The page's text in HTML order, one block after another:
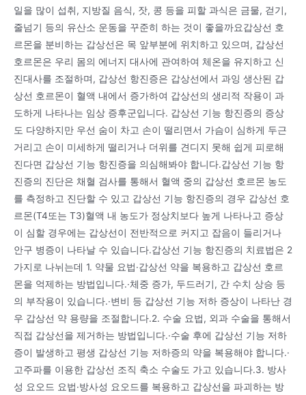
일을 많이 섭취, 지방질 음식, 잣, 콩 등을 피할 과식은 금물, 걷기,
줄넘기 등의 유산소 운동을 꾸준히 하는 것이 좋을까요갑상선 호
르몬을 분비하는 갑상선은 목 앞부분에 위치하고 있으며, 갑상선
호르몬은 우리 몸의 에너지 대사에 관여하여 체온을 유지하고 신
진대사를 조절하며, 갑상선 항진증은 갑상선에서 과잉 생산된 갑
상선 호르몬이 혈액 내에서 증가하여 갑상선의 생리적 작용이 과
도하게 나타나는 임상 증후군입니다. 갑상선 기능 항진증의 증상
도 다양하지만 우선 숨이 차고 손이 떨리면서 가슴이 심하게 두근
거리고 손이 미세하게 떨리거나 더위를 견디지 못해 쉽게 피로해
진다면 갑상선 기능 항진증을 의심해봐야 합니다.갑상선 기능 항
진증의 진단은 채혈 검사를 통해서 혈액 중의 갑상선 호르몬 농도
를 측정하고 진단할 수 있고 갑상선 기능 항진증의 경우 갑상선 호
르몬(T4또는 T3)혈액 내 농도가 정상치보다 높게 나타나고 증상
이 심할 경우에는 갑상선이 전반적으로 커지고 잡음이 들리거나
안구 병증이 나타날 수 있습니다.갑상선 기능 항진증의 치료법은 2
가지로 나뉘는데 1. 약물 요법·갑상선 약을 복용하고 갑상선 호르
몬을 억제하는 방법입니다.·체중 증가, 두드러기, 간 수치 상승 등
의 부작용이 있습니다.·변비 등 갑상선 기능 저하 증상이 나타난 경
우 갑상선 약 용량을 조절합니다.2. 수술 요법, 외과 수술을 통해서
직접 갑상선을 제거하는 방법입니다.·수술 후에 갑상선 기능 저하
증이 발생하고 평생 갑상선 기능 저하증의 약을 복용해야 합니다.·
고주파를 이용한 갑상선 조직 축소 수술도 가고 있습니다.3. 방사
성 요오드 요법·방사성 요오드를 복용하고 갑상선을 파괴하는 방